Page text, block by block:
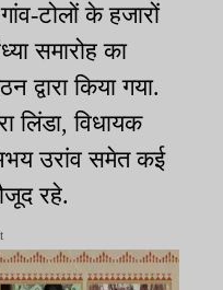
टोलों के हजारों
समारोह का
द्वारा किया गया.
लिंडा, विधायक
उरांव समेत कई
रहे.